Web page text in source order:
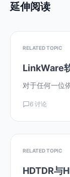
延伸阅读
RELATED TOPIC
LinkWare
对于任何一位
6 讨论
RELATED TOPIC
HDTDR与